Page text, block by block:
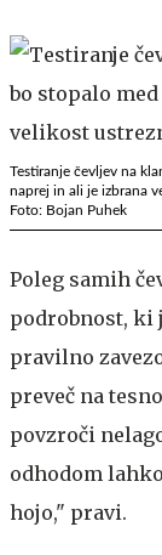
Testiranje čevljev na
naprej in ali je izbrana
Foto: Bojan Puhek
Poleg samih
podrobnost, ki
pravilno
preveč na
povzroči
odhodom
hojo," pravi.